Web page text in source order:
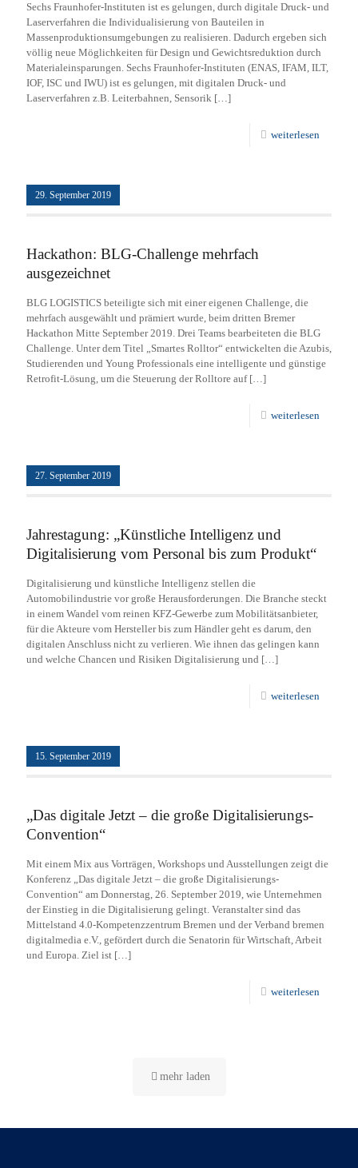
Sechs Fraunhofer-Instituten ist es gelungen, durch digitale Druck- und
Laserverfahren die Individualisierung von Bauteilen in
Massenproduktionsumgebungen zu realisieren. Dadurch ergeben sich
völlig neue Möglichkeiten für Design und Gewichtsreduktion durch
Materialeinsparungen. Sechs Fraunhofer-Instituten (ENAS, IFAM, ILT,
IOF, ISC und IWU) ist es gelungen, mit digitalen Druck- und
Laserverfahren z.B. Leiterbahnen, Sensorik […]
weiterlesen
29. September 2019
Hackathon: BLG-Challenge mehrfach
ausgezeichnet
BLG LOGISTICS beteiligte sich mit einer eigenen Challenge, die
mehrfach ausgewählt und prämiert wurde, beim dritten Bremer
Hackathon Mitte September 2019. Drei Teams bearbeiteten die BLG
Challenge. Unter dem Titel „Smartes Rolltor“ entwickelten die Azubis,
Studierenden und Young Professionals eine intelligente und günstige
Retrofit-Lösung, um die Steuerung der Rolltore auf[…]
weiterlesen
27. September 2019
Jahrestagung: „Künstliche Intelligenz und
Digitalisierung vom Personal bis zum Produkt“
Digitalisierung und künstliche Intelligenz stellen die
Automobilindustrie vor große Herausforderungen. Die Branche steckt
in einem Wandel vom reinen KFZ-Gewerbe zum Mobilitätsanbieter,
für die Akteure vom Hersteller bis zum Händler geht es darum, den
digitalen Anschluss nicht zu verlieren. Wie ihnen das gelingen kann
und welche Chancen und Risiken Digitalisierung und […]
weiterlesen
15. September 2019
„Das digitale Jetzt – die große Digitalisierungs-
Convention“
Mit einem Mix aus Vorträgen, Workshops und Ausstellungen zeigt die
Konferenz „Das digitale Jetzt – die große Digitalisierungs-
Convention“ am Donnerstag, 26. September 2019, wie Unternehmen
der Einstieg in die Digitalisierung gelingt. Veranstalter sind das
Mittelstand 4.0-Kompetenzzentrum Bremen und der Verband bremen
digitalmedia e.V., gefördert durch die Senatorin für Wirtschaft, Arbeit
und Europa. Ziel ist […]
weiterlesen
mehr laden